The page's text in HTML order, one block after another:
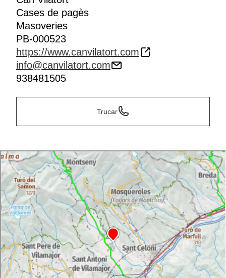
Cases de pagès
Masoveries
PB-000523
https://www.canvilatort.com
info@canvilatort.com
938481505
Trucar